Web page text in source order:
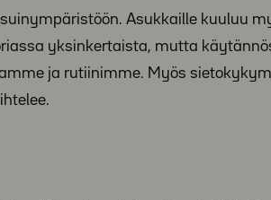
Asukkaille kuuluu
yksinkertaista, mutta
ja rutiinimme. Myös